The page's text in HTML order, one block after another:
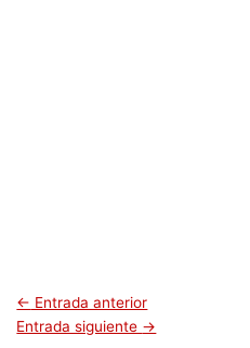
← Entrada anterior
Entrada siguiente →